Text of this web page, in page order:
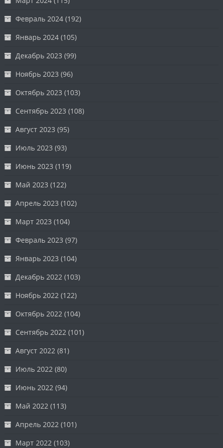
Февраль 2024 (192)
Январь 2024 (105)
Декабрь 2023 (99)
Ноябрь 2023 (96)
Октябрь 2023 (103)
Сентябрь 2023 (108)
Август 2023 (95)
Июль 2023 (93)
Июнь 2023 (119)
Май 2023 (122)
Апрель 2023 (102)
Март 2023 (104)
Февраль 2023 (97)
Январь 2023 (104)
Декабрь 2022 (103)
Ноябрь 2022 (122)
Октябрь 2022 (104)
Сентябрь 2022 (101)
Август 2022 (81)
Июль 2022 (80)
Июнь 2022 (94)
Май 2022 (113)
Апрель 2022 (101)
Март 2022 (103)